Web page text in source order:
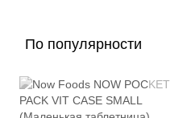
По популярности